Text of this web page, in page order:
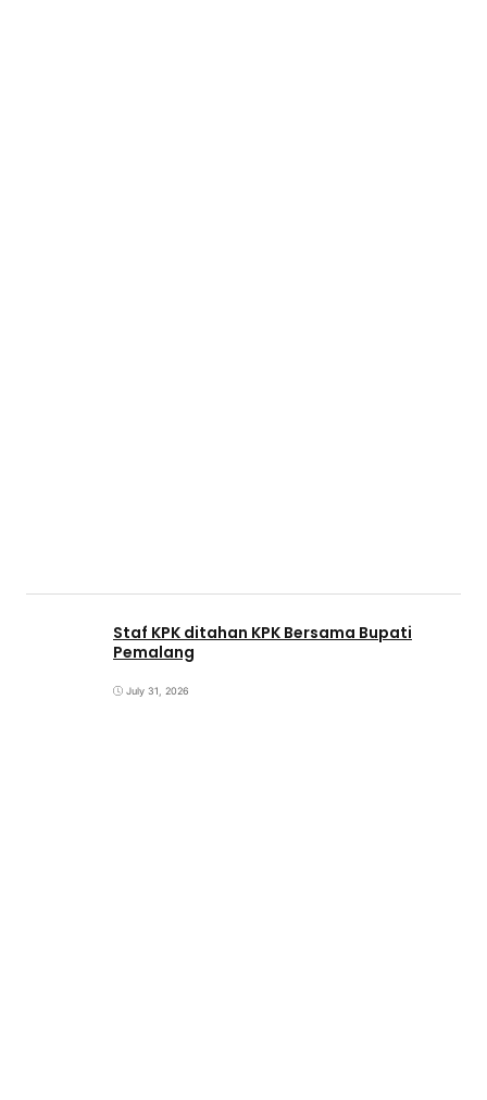
Staf KPK ditahan KPK Bersama Bupati
Pemalang
July 31, 2026